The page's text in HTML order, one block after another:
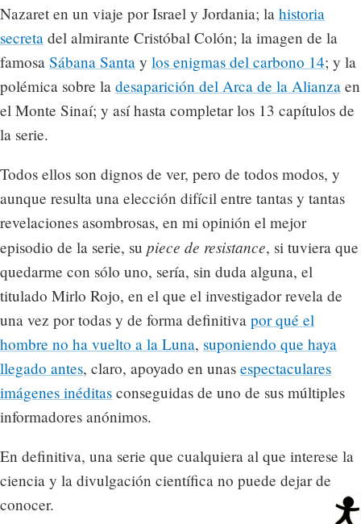
Nazaret en un viaje por Israel y Jordania; la historia
secreta del almirante Cristóbal Colón; la imagen de la
famosa Sábana Santa y los enigmas del carbono 14; y la
polémica sobre la desaparición del Arca de la Alianza en
el Monte Sinaí; y así hasta completar los 13 capítulos de
la serie.
Todos ellos son dignos de ver, pero de todos modos, y
aunque resulta una elección difícil entre tantas y tantas
revelaciones asombrosas, en mi opinión el mejor
episodio de la serie, su piece de resistance, si tuviera que
quedarme con sólo uno, sería, sin duda alguna, el
titulado Mirlo Rojo, en el que el investigador revela de
una vez por todas y de forma definitiva por qué el
hombre no ha vuelto a la Luna, suponiendo que haya
llegado antes, claro, apoyado en unas espectaculares
imágenes inéditas conseguidas de uno de sus múltiples
informadores anónimos.
En definitiva, una serie que cualquiera al que interese la
ciencia y la divulgación científica no puede dejar de
conocer.